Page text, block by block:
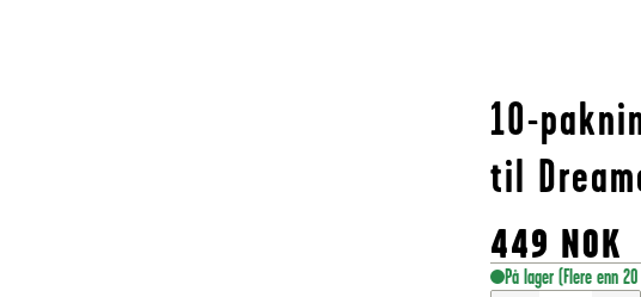
10-
til
449 NOK
På lager (Flere enn